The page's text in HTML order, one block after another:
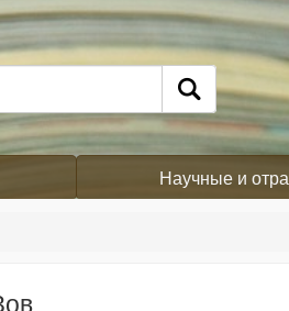
Научные и